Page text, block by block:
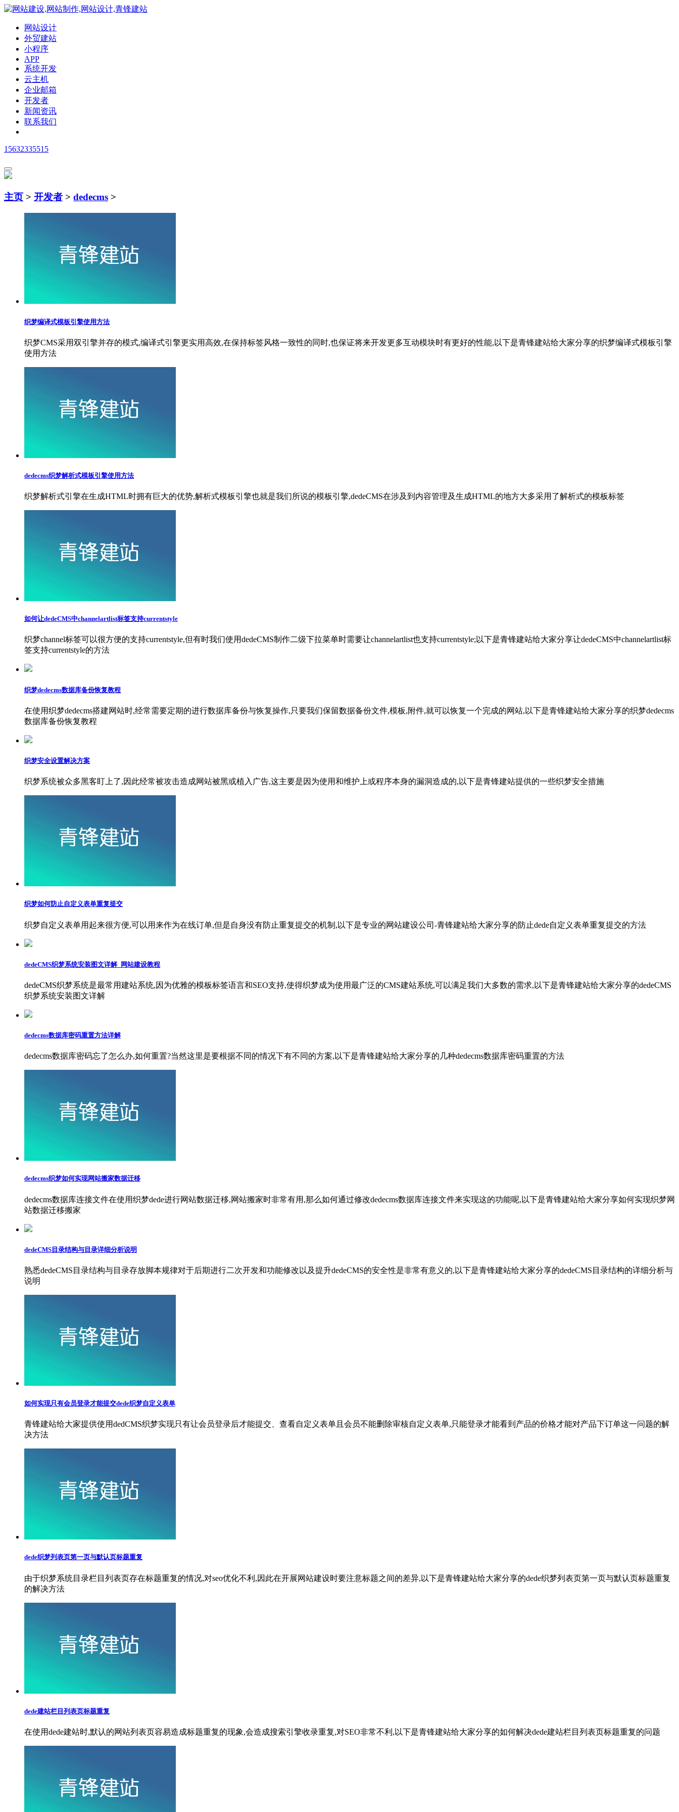
网站设计
外贸建站
小程序
APP
系统开发
云主机
企业邮箱
开发者
新闻资讯
联系我们
15632335515
主页 > 开发者 > dedecms >
织梦编译式模板引擎使用方法
织梦CMS采用双引擎并存的模式,编译式引擎更实用高效,在保持标签风格一致性的同时,也保证将来开发更多互动模块时有更好的性能,以下是青锋建站给大家分享的织梦编译式模板引擎
使用方法
dedecms织梦解析式模板引擎使用方法
织梦解析式引擎在生成HTML时拥有巨大的优势,解析式模板引擎也就是我们所说的模板引擎,dedeCMS在涉及到内容管理及生成HTML的地方大多采用了解析式的模板标签
如何让dedeCMS中channelartlist标签支持currentstyle
织梦channel标签可以很方便的支持currentstyle,但有时我们使用dedeCMS制作二级下拉菜单时需要让channelartlist也支持currentstyle;以下是青锋建站给大家分享让dedeCMS中channelartlist标
签支持currentstyle的方法
织梦dedecms数据库备份恢复教程
在使用织梦dedecms搭建网站时,经常需要定期的进行数据库备份与恢复操作,只要我们保留数据备份文件,模板,附件,就可以恢复一个完成的网站,以下是青锋建站给大家分享的织梦dedecms
数据库备份恢复教程
织梦安全设置解决方案
织梦系统被众多黑客盯上了,因此经常被攻击造成网站被黑或植入广告,这主要是因为使用和维护上或程序本身的漏洞造成的,以下是青锋建站提供的一些织梦安全措施
织梦如何防止自定义表单重复提交
织梦自定义表单用起来很方便,可以用来作为在线订单,但是自身没有防止重复提交的机制,以下是专业的网站建设公司-青锋建站给大家分享的防止dede自定义表单重复提交的方法
dedeCMS织梦系统安装图文详解_网站建设教程
dedeCMS织梦系统是最常用建站系统,因为优雅的模板标签语言和SEO支持,使得织梦成为使用最广泛的CMS建站系统,可以满足我们大多数的需求,以下是青锋建站给大家分享的dedeCMS
织梦系统安装图文详解
dedecms数据库密码重置方法详解
dedecms数据库密码忘了怎么办,如何重置?当然这里是要根据不同的情况下有不同的方案,以下是青锋建站给大家分享的几种dedecms数据库密码重置的方法
dedecms织梦如何实现网站搬家数据迁移
dedecms数据库连接文件在使用织梦dede进行网站数据迁移,网站搬家时非常有用,那么如何通过修改dedecms数据库连接文件来实现这的功能呢,以下是青锋建站给大家分享如何实现织梦网
站数据迁移搬家
dedeCMS目录结构与目录详细分析说明
熟悉dedeCMS目录结构与目录存放脚本规律对于后期进行二次开发和功能修改以及提升dedeCMS的安全性是非常有意义的,以下是青锋建站给大家分享的dedeCMS目录结构的详细分析与
说明
如何实现只有会员登录才能提交dede织梦自定义表单
青锋建站给大家提供使用dedCMS织梦实现只有让会员登录后才能提交、查看自定义表单且会员不能删除审核自定义表单,只能登录才能看到产品的价格才能对产品下订单这一问题的解
决方法
dede织梦列表页第一页与默认页标题重复
由于织梦系统目录栏目列表页存在标题重复的情况,对seo优化不利,因此在开展网站建设时要注意标题之间的差异,以下是青锋建站给大家分享的dede织梦列表页第一页与默认页标题重复
的解决方法
dede建站栏目列表页标题重复
在使用dede建站时,默认的网站列表页容易造成标题重复的现象,会造成搜索引擎收录重复,对SEO非常不利,以下是青锋建站给大家分享的如何解决dede建站栏目列表页标题重复的问题